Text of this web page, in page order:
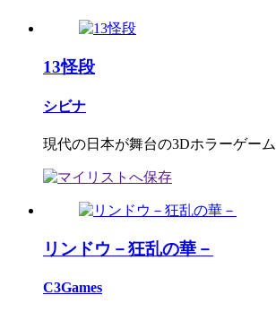
13怪段
シビナ
現代の日本が舞台の3Dホラーゲーム
リンドウ－狂乱の華－
C3Games